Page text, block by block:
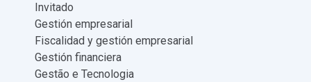
Invitado
Gestión empresarial
Fiscalidad y gestión empresarial
Gestión financiera
Gestão e Tecnologia